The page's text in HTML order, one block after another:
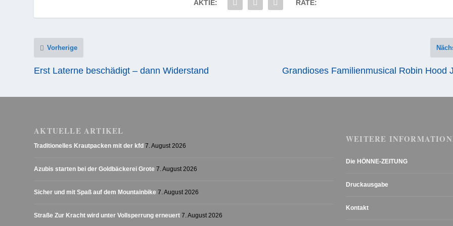
AKTIE: RATE:
Vorherige
Erst Laterne beschädigt – dann Widerstand Grandioses Familienmusical Robin Hood
AKTUELLE ARTIKEL
Traditionelles Krautpacken mit der kfd 7. August 2026
Azubis starten bei der Goldbäckerei Grote 7. August 2026
Sicher und mit Spaß auf dem Mountainbike 7. August 2026
Straße Zur Kracht wird unter Vollsperrung erneuert 7. August 2026
WEITERE
Die HÖNNE-ZEITUNG
Druckausgabe
Kontakt